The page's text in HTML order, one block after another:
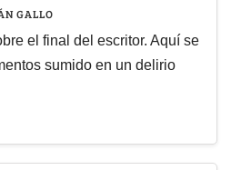
GALLO
el final del escritor. Aquí se
sumido en un delirio